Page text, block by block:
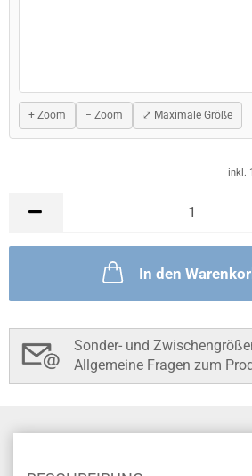
+ Zoom − Zoom ⤢ Maximale Größe
inkl.
In den
Sonder- und
Allgemeine Fragen zum